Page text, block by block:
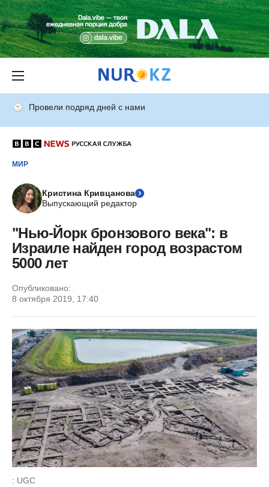
Провели подряд дней с нами
МИР
Кристина Кривцанова
Выпускающий редактор
"Нью-Йорк бронзового века": в
Израиле найден город возрастом
5000 лет
Опубликовано:
8 октября 2019, 17:40
: UGC